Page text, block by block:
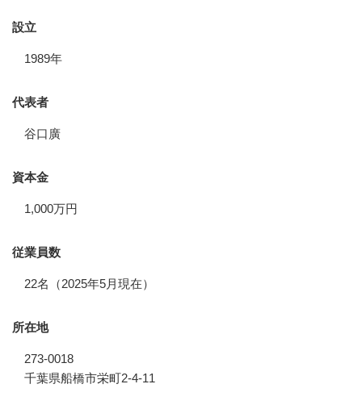
設立
1989年
代表者
谷口廣
資本金
1,000万円
従業員数
22名（2025年5月現在）
所在地
273-0018
千葉県船橋市栄町2-4-11